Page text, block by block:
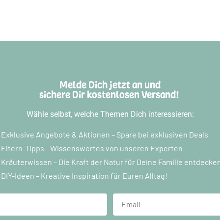
Melde Dich jetzt an und
sichere Dir kostenlosen Versand!
Wähle selbst, welche Themen Dich interessieren:
Exklusive Angebote & Aktionen – Spare bei exklusiven Deals
Eltern-Tipps - Wissenswertes von unseren Experten
Kräuterwissen – Die Kraft der Natur für Deine Familie
DIY-Ideen – Kreative Inspiration für Euren Alltag!